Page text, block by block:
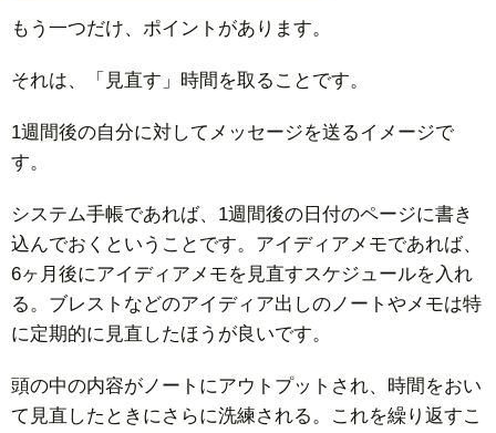
もう一つだけ、ポイントがあります。
それは、「見直す」時間を取ることです。
1週間後の自分に対してメッセージを送るイメージで
す。
システム手帳であれば、1週間後の日付のページに書き
込んでおくということです。アイディアメモであれば、
6ヶ月後にアイディアメモを見直すスケジュールを入れ
る。ブレストなどのアイディア出しのノートやメモは特
に定期的に見直したほうが良いです。
頭の中の内容がノートにアウトプットされ、時間をおい
て見直したときにさらに洗練される。これを繰り返すこ